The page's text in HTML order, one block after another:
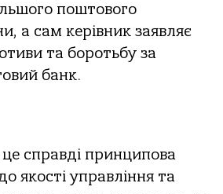
поштового
а сам керівник заявляє
та боротьбу за
банк.
справді принципова
якості управління та